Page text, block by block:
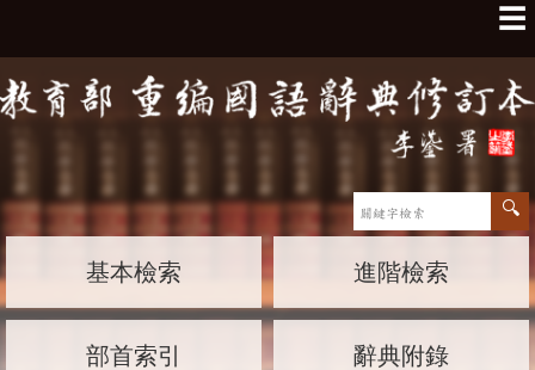
☰
基本檢索 進階檢索
部首索引 辭典附錄